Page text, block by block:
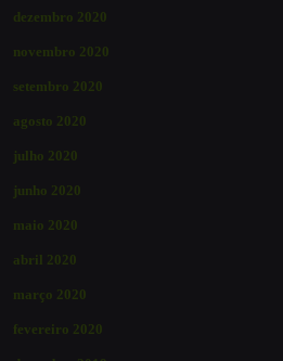
dezembro 2020
novembro 2020
setembro 2020
agosto 2020
julho 2020
junho 2020
maio 2020
abril 2020
março 2020
fevereiro 2020